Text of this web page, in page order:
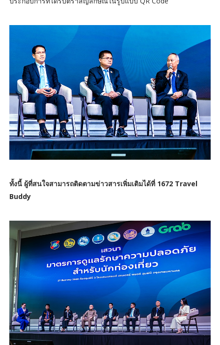
ทั้งนี้ ผู้ที่สนใจสามารถติดตามข่าวสารเพิ่มเติมได้ที่ 1672 Travel
Buddy